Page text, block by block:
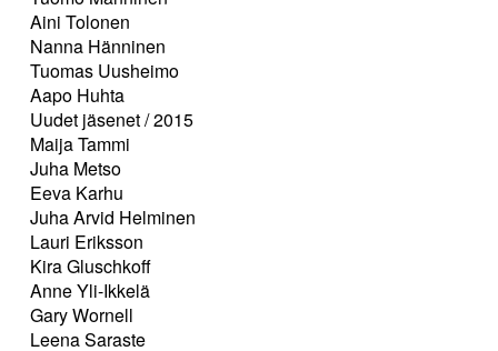
Aini Tolonen
Nanna Hänninen
Tuomas Uusheimo
Aapo Huhta
Uudet jäsenet / 2015
Maija Tammi
Juha Metso
Eeva Karhu
Juha Arvid Helminen
Lauri Eriksson
Kira Gluschkoff
Anne Yli-Ikkelä
Gary Wornell
Leena Saraste